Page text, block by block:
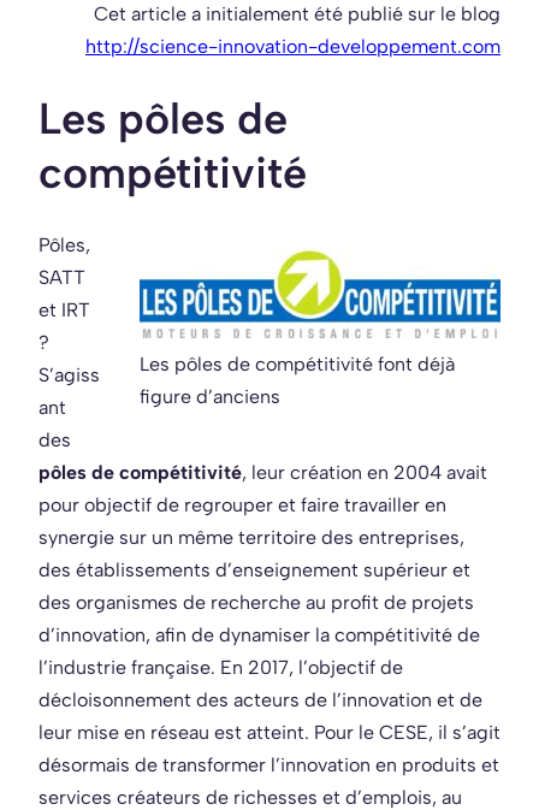
Cet article a initialement été publié sur le blog
http://science-innovation-developpement.com
Les pôles de
compétitivité
Les pôles de compétitivité font déjà
figure d’anciens
Pôles,
SATT
et IRT
?
S’agiss
ant
des
pôles de compétitivité, leur création en 2004 avait
pour objectif de regrouper et faire travailler en
synergie sur un même territoire des entreprises,
des établissements d’enseignement supérieur et
des organismes de recherche au profit de projets
d’innovation, afin de dynamiser la compétitivité de
l’industrie française. En 2017, l’objectif de
décloisonnement des acteurs de l’innovation et de
leur mise en réseau est atteint. Pour le CESE, il s’agit
désormais de transformer l’innovation en produits et
services créateurs de richesses et d’emplois, au